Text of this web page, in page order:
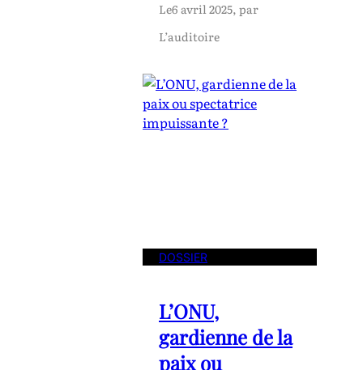
Le6 avril 2025, par
L’auditoire
DOSSIER
L’ONU,
gardienne de la
paix ou